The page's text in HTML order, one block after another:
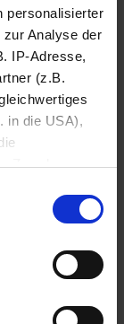
personalisierter
zur Analyse der
IP-Adresse,
(z.B.
in die USA),
Zwecken vor
Ihrer
sich Zeit,
So
zufrieden
Ihr Budget